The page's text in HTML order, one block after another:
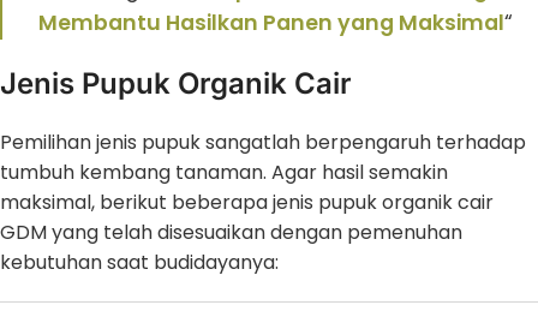
Membantu Hasilkan Panen yang Maksimal“
Jenis Pupuk Organik Cair
Pemilihan jenis pupuk sangatlah berpengaruh terhadap
tumbuh kembang tanaman. Agar hasil semakin
maksimal, berikut beberapa jenis pupuk organik cair
GDM yang telah disesuaikan dengan pemenuhan
kebutuhan saat budidayanya: